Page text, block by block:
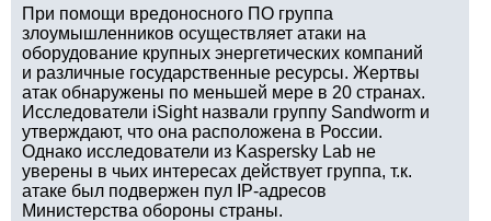
При помощи вредоносного ПО группа
злоумышленников осуществляет атаки на
оборудование крупных энергетических компаний
и различные государственные ресурсы. Жертвы
атак обнаружены по меньшей мере в 20 странах.
Исследователи iSight назвали группу Sandworm и
утверждают, что она расположена в России.
Однако исследователи из Kaspersky Lab не
уверены в чьих интересах действует группа, т.к.
атаке был подвержен пул IP-адресов
Министерства обороны страны.